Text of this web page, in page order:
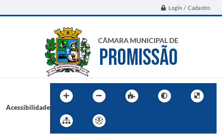
Login / Cadastro
Acessibilidade